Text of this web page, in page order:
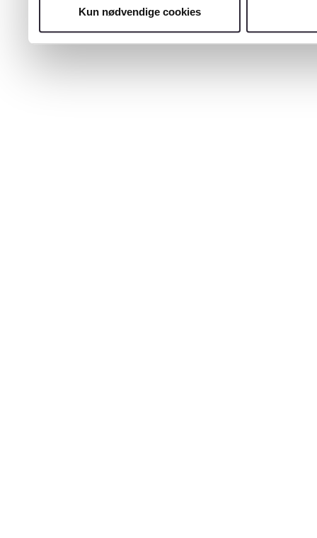
Kun nødvendige cookies